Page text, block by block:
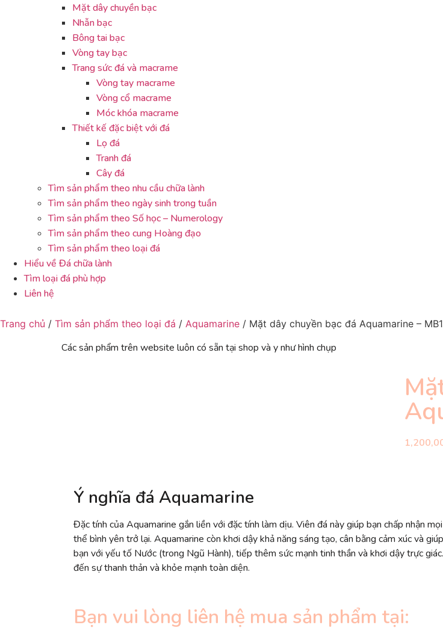
Mặt dây chuyền bạc
Nhẫn bạc
Bông tai bạc
Vòng tay bạc
Trang sức đá và macrame
Vòng tay macrame
Vòng cổ macrame
Móc khóa macrame
Thiết kế đặc biệt với đá
Lọ đá
Tranh đá
Cây đá
Tìm sản phẩm theo nhu cầu chữa lành
Tìm sản phẩm theo ngày sinh trong tuần
Tìm sản phẩm theo Số học – Numerology
Tìm sản phẩm theo cung Hoàng đạo
Tìm sản phẩm theo loại đá
Hiểu về Đá chữa lành
Tìm loại đá phù hợp
Liên hệ
Trang chủ / Tìm sản phẩm theo loại đá / Aquamarine / Mặt dây chuyền bạc đá Aquamarine –
Các sản phẩm trên website luôn có sẵn tại shop và y như hình chụp
Ý nghĩa đá Aquamarine
Đặc tính của Aquamarine gắn liền với đặc tính làm dịu. Viên đá này giúp bạn chấp nhận
thể bình yên trở lại. Aquamarine còn khơi dậy khả năng sáng tạo, cân bằng cảm xúc và
bạn với yếu tố Nước (trong Ngũ Hành), tiếp thêm sức mạnh tinh thần và khơi dậy trực
đến sự thanh thản và khỏe mạnh toàn diện.
Bạn vui lòng liên hệ mua sản phẩm tại: